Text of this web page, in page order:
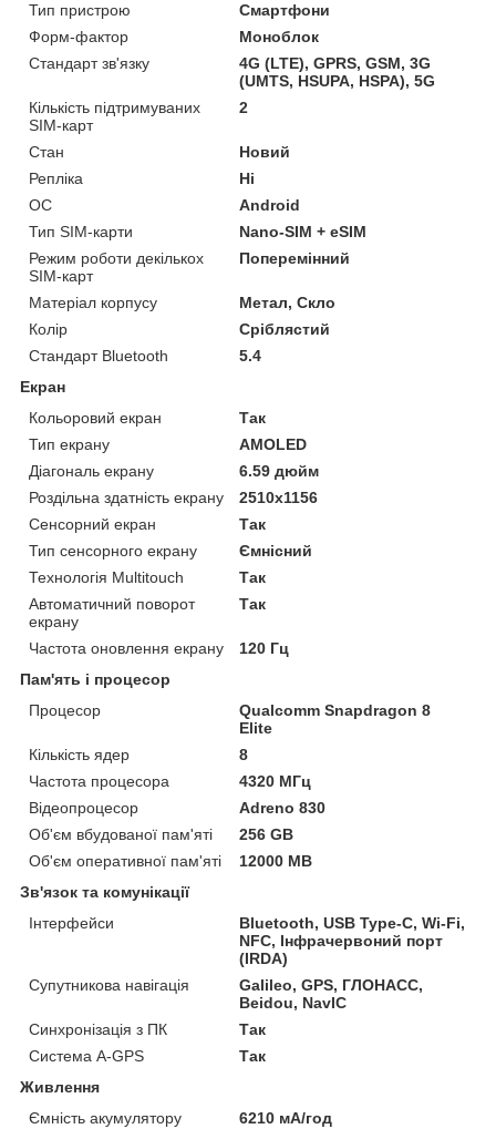
Тип пристрою
Смартфони
Форм-фактор
Моноблок
Стандарт зв'язку
4G (LTE), GPRS, GSM, 3G
(UMTS, HSUPA, HSPA), 5G
Кількість підтримуваних
SIM-карт
2
Стан
Новий
Репліка
Ні
ОС
Android
Тип SIM-карти
Nano-SIM + eSIM
Режим роботи декількох
SIM-карт
Поперемінний
Матеріал корпусу
Метал, Скло
Колір
Сріблястий
Стандарт Bluetooth
5.4
Екран
Кольоровий екран
Так
Тип екрану
AMOLED
Діагональ екрану
6.59 дюйм
Роздільна здатність екрану
2510x1156
Сенсорний екран
Так
Тип сенсорного екрану
Ємнісний
Технологія Multitouch
Так
Автоматичний поворот
екрану
Так
Частота оновлення екрану
120 Гц
Пам'ять і процесор
Процесор
Qualcomm Snapdragon 8
Elite
Кількість ядер
8
Частота процесора
4320 МГц
Відеопроцесор
Adreno 830
Об'єм вбудованої пам'яті
256 GB
Об'єм оперативної пам'яті
12000 MB
Зв'язок та комунікації
Інтерфейси
Bluetooth, USB Type-C, Wi-Fi,
NFC, Інфрачервоний порт
(IRDA)
Супутникова навігація
Galileo, GPS, ГЛОНАСС,
Beidou, NavIC
Синхронізація з ПК
Так
Система A-GPS
Так
Живлення
Ємність акумулятору
6210 мА/год